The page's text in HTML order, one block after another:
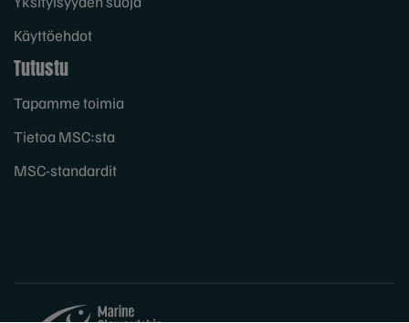
Käyttöehdot
Tutustu
Tapamme toimia
Tietoa MSC:sta
MSC-standardit